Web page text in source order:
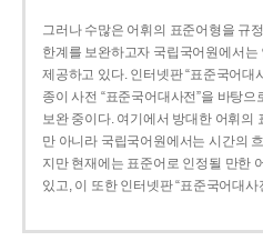
그러나 수많은 어휘의 표준어형을 규
한계를 보완하고자 국립국어원에서는
제공하고 있다. 인터넷판 “표준국어대
종이 사전 “표준국어대사전”을 바탕
보완 중이다. 여기에서 방대한 어휘의
만 아니라 국립국어원에서는 시간의
지만 현재에는 표준어로 인정될 만한
있고, 이 또한 인터넷판 “표준국어대사